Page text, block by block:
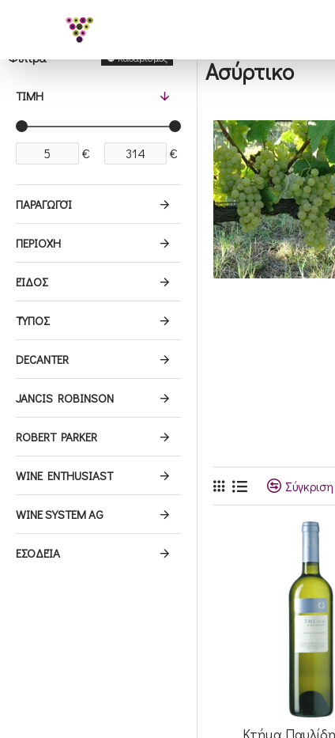
Φίλτρα Καθαρισμός
ΤΙΜΉ
€ €
ΠΑΡΑΓΩΓΟΊ
JANCIS ROBINSON
ΕΣΟΔΕΊΑ
ROBERT PARKER
DECANTER
WINE ENTHUSIAST
WINE SYSTEM AG
ΕΊΔΟΣ
ΤΎΠΟΣ
ΠΕΡΙΟΧΉ
Ασύρτικο